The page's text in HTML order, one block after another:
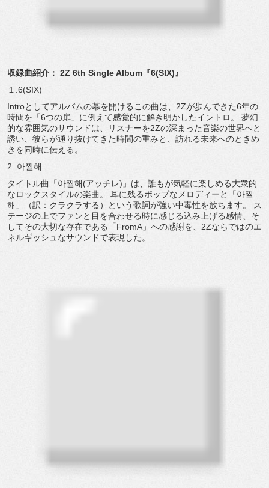
収録曲紹介： 2Z 6th Single Album『6(SIX)』
１.6(SIX)
Introとしてアルバムの幕を開けるこの曲は、 2Zが歩んできた6年の
時間を「6つの扉」 に例えて感覚的に解き明かしたイントロ。 夢幻
的な雰囲気のサウンドは、
リスナーを2Zの深まった音楽の世界へと
誘い、 彼らが通り抜けてきた時間の重みと、 訪れる未来へのときめ
きを同時に伝える。
2. 아찔해
タイトル曲「아찔해(アッチレ)」は、 誰もが気軽に楽しめる大衆的
なロックスタイルの楽曲。 耳に残るポップなメロディーと「아찔
해」（訳：クラクラする）
という歌詞が強い中毒性を放ちます。 ス
テージの上でファンと目を合わせる時に感じる込み上げる感情、 そ
してその大切な存在である「FromA」への感謝を、 2Zならではのエ
ネルギッシュなサウンドで表現した。